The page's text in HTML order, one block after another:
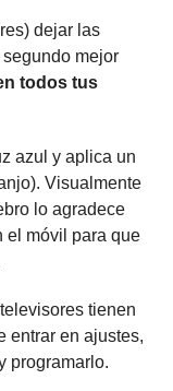
dejar las
mejor
todos tus
azul y aplica un
Visualmente
lo agradece
el móvil para que
tienen
entrar en ajustes,
programarlo.